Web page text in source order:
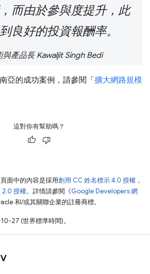
而由於參與度提升，此
良好的投資報酬率。
產品長 Kawaljit Singh Bedi
亞的成功案例，請參閱「擴大網路規模
這對你有幫助嗎？
面中的內容是採用創用 CC 姓名標示 4.0 授權 ，
2.0 授權。詳情請參閱《Google Developers 網
和/或其關聯企業的註冊商標。
27 (世界標準時間)。